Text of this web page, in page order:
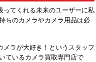
ってくれる未来のユーザーに私
ちのカメラやカメラ用品は必
メラが大好き！というスタッフ
ているカメラ買取専門店で